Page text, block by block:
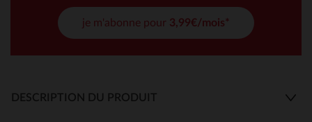
je m'abonne pour 3,99€/mois*
DESCRIPTION DU PRODUIT